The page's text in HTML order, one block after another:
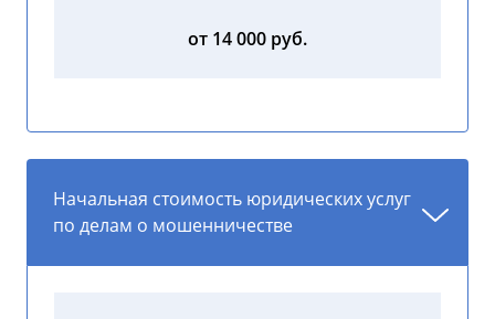
от 14 000 руб.
Начальная стоимость юридических услуг
по делам о мошенничестве